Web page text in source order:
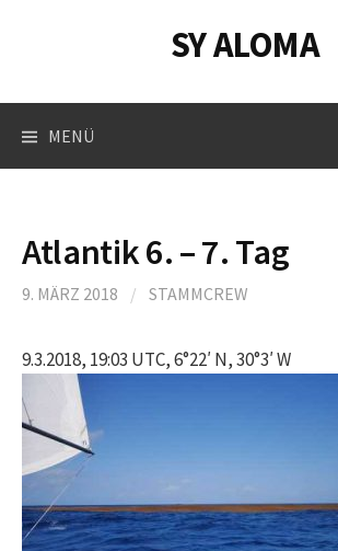
SY ALOMA
MENÜ
Atlantik 6. – 7. Tag
9. MÄRZ 2018 / STAMMCREW
9.3.2018, 19:03 UTC, 6°22′ N, 30°3′ W